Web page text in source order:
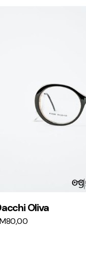
Oliva
80,00